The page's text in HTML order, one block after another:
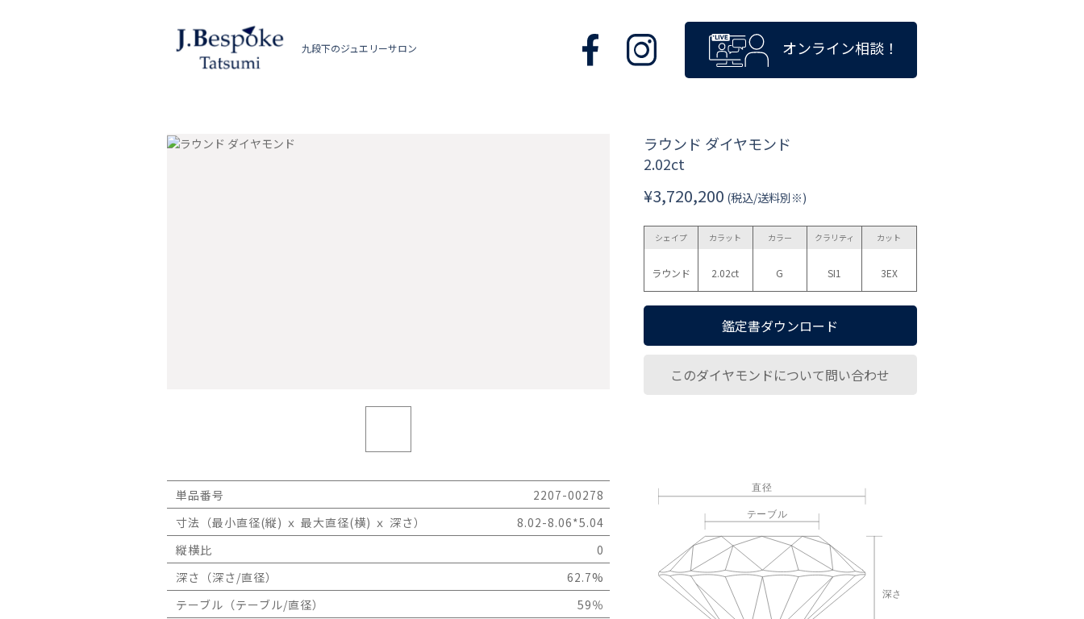
九段下のジュエリーサロン オンライン相談！
ラウンド ダイヤモンド
2.02ct
¥3,720,200 (税込/送料別※)
シェイプ
ラウンド
カラット
2.02ct
カラー
G
クラリティ
SI1
カット
3EX
鑑定書ダウンロード
このダイヤモンドについて問い合わせ
単品番号
2207-00278
寸法（最小直径(縦) ｘ 最大直径(横) ｘ 深さ）
8.02-8.06*5.04
縦横比
0
深さ（深さ/直径）
62.7%
テーブル（テーブル/直径）
59％